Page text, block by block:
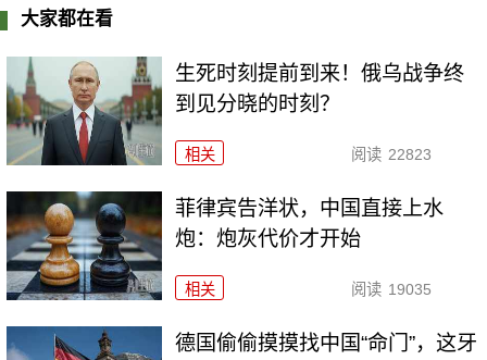
大家都在看
生死时刻提前到来！俄乌战争终
到见分晓的时刻？
相关 阅读 22823
菲律宾告洋状，中国直接上水
炮：炮灰代价才开始
相关 阅读 19035
德国偷偷摸摸找中国“命门”，这牙